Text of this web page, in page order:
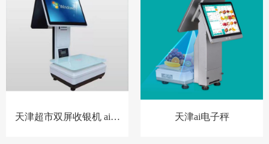
天津超市双屏收银机 ai电
天津ai电子秤